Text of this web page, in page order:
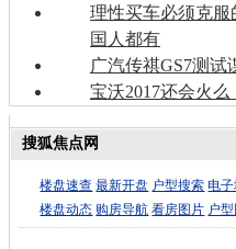
理性买车必须克服
国人都有
广汽传祺GS7测试
宝沃2017还会火
搜狐焦点网
楼盘速查 最新开盘 户型搜索 电子
楼盘动态 购房导航 看房图片 户